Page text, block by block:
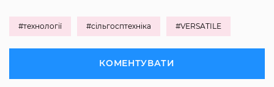
#технології #сільгосптехніка #VERSATILE
КОМЕНТУВАТИ